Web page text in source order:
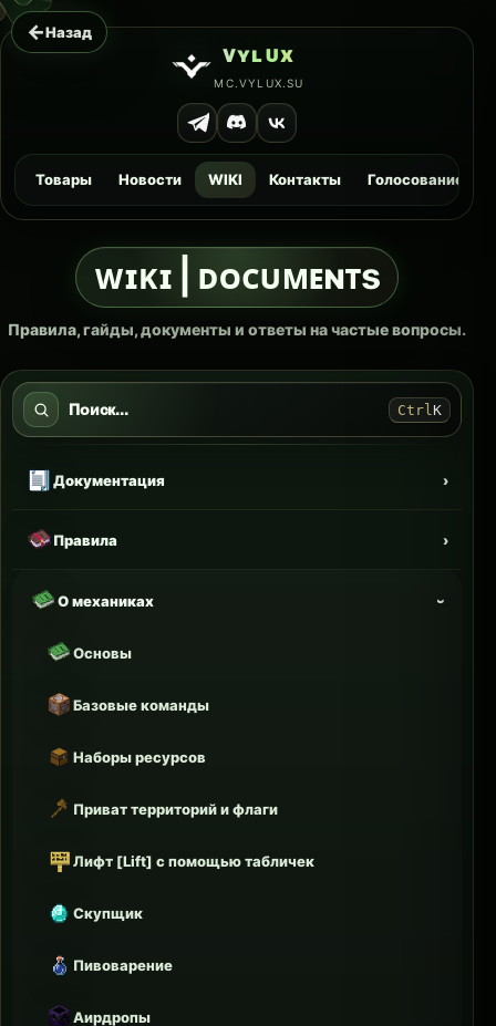
ᴠʏʟᴜx
MC.VYLUX.SU
Товары Новости WIKI Контакты Голосование
←Назад
ᴡɪᴋɪ | ᴅᴏᴄᴜᴍᴇɴᴛs
Правила, гайды, документы и ответы на частые вопросы.
Поиск... Ctrl K
Документация
Правила
О механиках
Основы
Базовые команды
Наборы ресурсов
Приват территорий и флаги
Лифт [Lift] с помощью табличек
Скупщик
Пивоварение
Аирдропы